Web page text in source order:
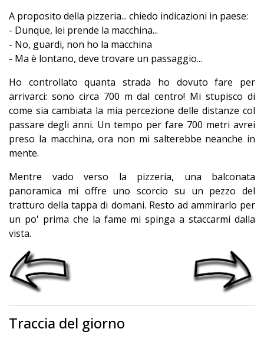
A proposito della pizzeria... chiedo indicazioni in paese:
- Dunque, lei prende la macchina...
- No, guardi, non ho la macchina
- Ma è lontano, deve trovare un passaggio...
Ho controllato quanta strada ho dovuto fare per
arrivarci: sono circa 700 m dal centro! Mi stupisco di
come sia cambiata la mia percezione delle distanze col
passare degli anni. Un tempo per fare 700 metri avrei
preso la macchina, ora non mi salterebbe neanche in
mente.
Mentre vado verso la pizzeria, una balconata
panoramica mi offre uno scorcio su un pezzo del
tratturo della tappa di domani. Resto ad ammirarlo per
un po' prima che la fame mi spinga a staccarmi dalla
vista.
Traccia del giorno